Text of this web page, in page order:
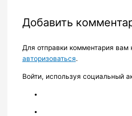
Добавить
Для отправки комментария вам
авторизоваться.
Войти, используя социальный